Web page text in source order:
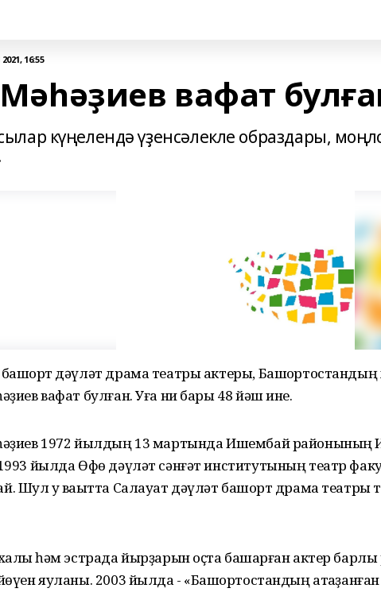
16:55
вафат
күңелендә үҙенсәлекле образдары,
дәүләт драма театры актеры, Башҡортостандың
вафат булған. Уға ни бары 48 йәш ине.
1972 йылдың 13 мартында Ишембай районының
йылда Өфө дәүләт сәнғәт институтының театр
Шул уҡ ваҡытта Салауат дәүләт башҡорт драма
һәм эстрада йырҙарын оҫта башҡарған актер
яуланы. 2003 йылда - «Башҡортостандың